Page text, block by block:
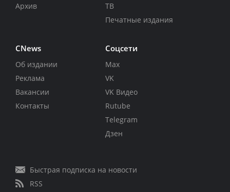
Архив
ТВ
Печатные издания
CNews
Об издании
Реклама
Вакансии
Контакты
Соцсети
Max
VK
VK Видео
Rutube
Telegram
Дзен
Быстрая подписка на новости
RSS